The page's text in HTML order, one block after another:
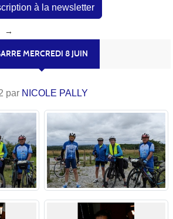
MERCREDI 8 JUIN
par NICOLE PALLY
à la newsletter